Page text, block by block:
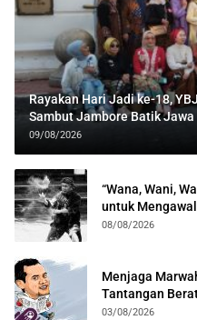
Rayakan Hari Jadi ke-18,
Sambut Jambore Batik
09/08/2026
“Wana, Wani,
untuk
08/08/2026
Menjaga
Tantangan
Lintas Generasi
03/08/2026